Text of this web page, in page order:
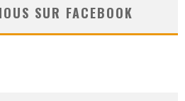
SUR FACEBOOK